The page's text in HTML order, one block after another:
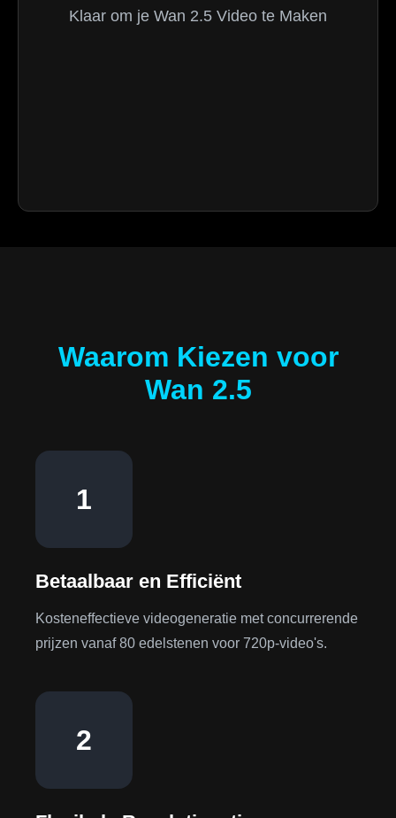
Klaar om je Wan 2.5 Video te Maken
Waarom Kiezen voor
Wan 2.5
1
Betaalbaar en Efficiënt
Kosteneffectieve videogeneratie met concurrerende
prijzen vanaf 80 edelstenen voor 720p-video's.
2